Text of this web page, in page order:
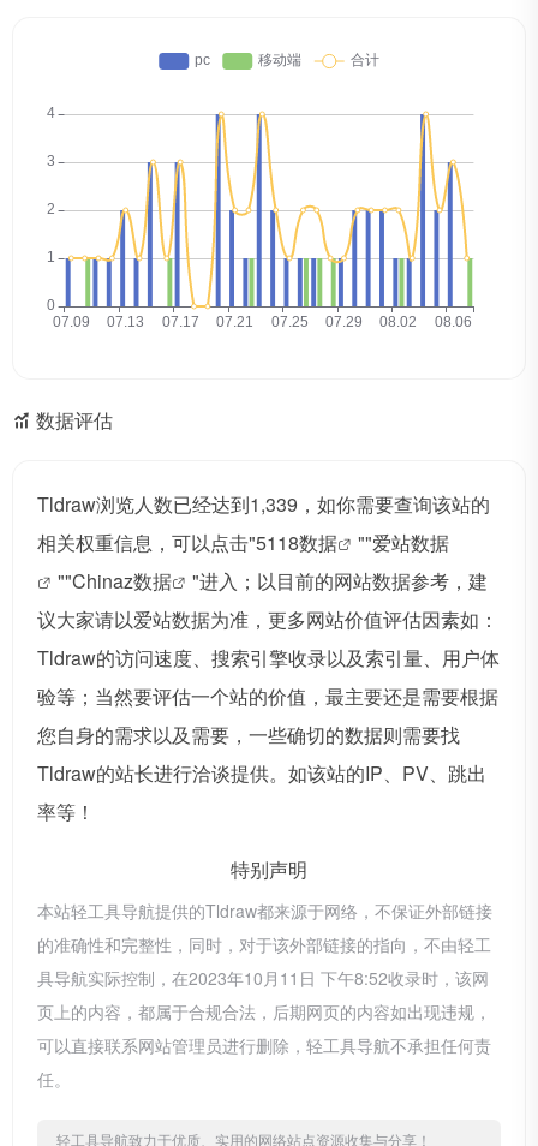
数据评估
Tldraw浏览人数已经达到1,339，如你需要查询该站的
相关权重信息，可以点击"5118数据 ""爱站数据
""Chinaz数据
"进入；以目前的网站数据参考，建
议大家请以爱站数据为准，更多网站价值评估因素如：
Tldraw的访问速度、搜索引擎收录以及索引量、用户体
验等；当然要评估一个站的价值，最主要还是需要根据
您自身的需求以及需要，一些确切的数据则需要找
Tldraw的站长进行洽谈提供。如该站的IP、PV、跳出
率等！
特别声明
本站轻工具导航提供的Tldraw都来源于网络，不保证外部链接
的准确性和完整性，同时，对于该外部链接的指向，不由轻工
具导航实际控制，在2023年10月11日 下午8:52收录时，该网
页上的内容，都属于合规合法，后期网页的内容如出现违规，
可以直接联系网站管理员进行删除，轻工具导航不承担任何责
任。
轻工具导航致力于优质、实用的网络站点资源收集与分享！